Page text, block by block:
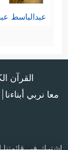
عبدالباسط
القرآن
معا نربي أبناءنا
اشترك في قائمتنا